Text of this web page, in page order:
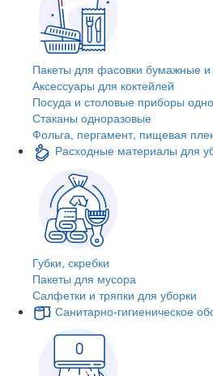
Пакеты для фасовки бумажные
Аксессуары для коктейлей
Посуда и столовые приборы
Стаканы одноразовые
Фольга, пергамент, пищевая
Расходные материалы для
Губки, скребки
Пакеты для мусора
Салфетки и тряпки для уборки
Санитарно-гигиеническое